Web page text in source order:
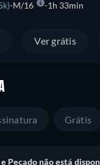
M/16 1h 33min
Ver grátis
Grátis
Pecado não está